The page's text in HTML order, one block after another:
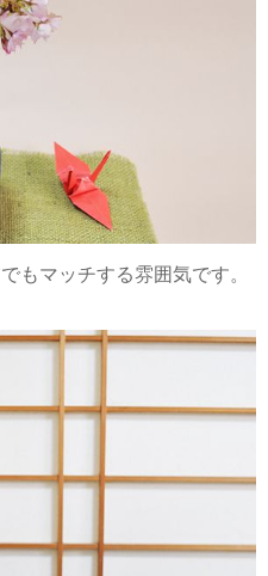
しまった時も、優し
とうございました!
として3鉢購入しまし
変親切にご対応頂き、
から大変喜ばれまし
多少異なったようです
膨らみ、1週間～10日後
えたようです。
ゆきみん 2021/04/09
もマッチする雰囲気です。